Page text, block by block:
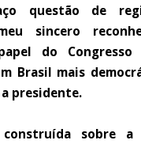
questão de
sincero
do Congresso
Brasil mais
presidente.
construída sobre a